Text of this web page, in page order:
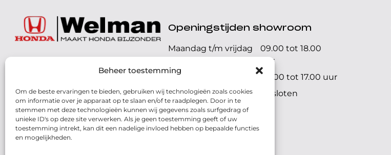
Beheer toestemming
Om de beste ervaringen te bieden, gebruiken wij technologieën zoals cookies
om informatie over je apparaat op te slaan en/of te raadplegen. Door in te
stemmen met deze technologieën kunnen wij gegevens zoals surfgedrag of
unieke ID's op deze site verwerken. Als je geen toestemming geeft of uw
toestemming intrekt, kan dit een nadelige invloed hebben op bepaalde functies
en mogelijkheden.
072 - 57 16 9 40
Parelweg 3, 1812 RS
Alkmaar
Routebeschrijving
Openingstijden showroom
Maandag t/m vrijdag
09.00 tot 18.00
uur
Zaterdag
09.00 tot 17.00 uur
Zondag
Gesloten